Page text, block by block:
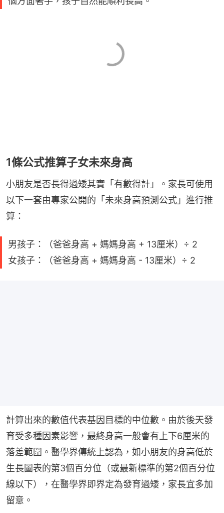
1條公式推算子女未來身高
小朋友是否長得過矮其實「有數得計」。家長可使用
以下一套由專家公開的「未來身高預測公式」進行推
算：
男孩子：（爸爸身高 + 媽媽身高 + 13厘米）÷ 2
女孩子：（爸爸身高 + 媽媽身高 - 13厘米）÷ 2
計算出來的數值代表基因目標的中位數。由於後天發
育受多種因素影響，最終身高一般會有上下6厘米的
落差範圍。醫學界傳統上認為，如小朋友的身高低於
生長圖表的第3個百分位（或最新標準的第2個百分位
線以下），在醫學界即界定為發育過矮，家長宜多加
留意。